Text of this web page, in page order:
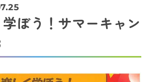
ぼう！サマーキャン